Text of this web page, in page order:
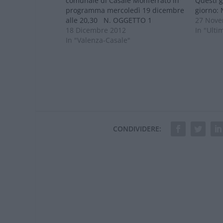
programma mercoledì 19 dicembre
alle 20,30 N. OGGETTO 1
Comunicazione del Presidente del
Consiglio Comunale. 2 Sostituzioni
18 Dicembre 2012
In "Valenza-Casale"
giorno:
27
In
CONDIVIDERE: